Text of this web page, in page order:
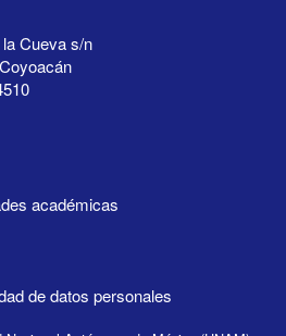
Cueva s/n
académicas
de datos personales